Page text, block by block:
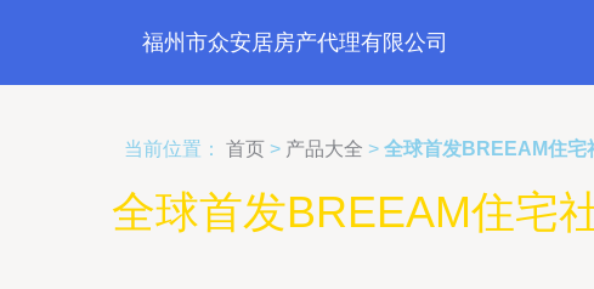
福州市众安居房产代理有限公司
当前位置： 首页 > 产品大全 > 全球首发BREEAM住宅
全球首发BREEAM住宅